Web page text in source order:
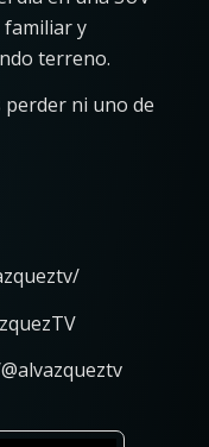
familiar y
terreno.
perder ni uno de